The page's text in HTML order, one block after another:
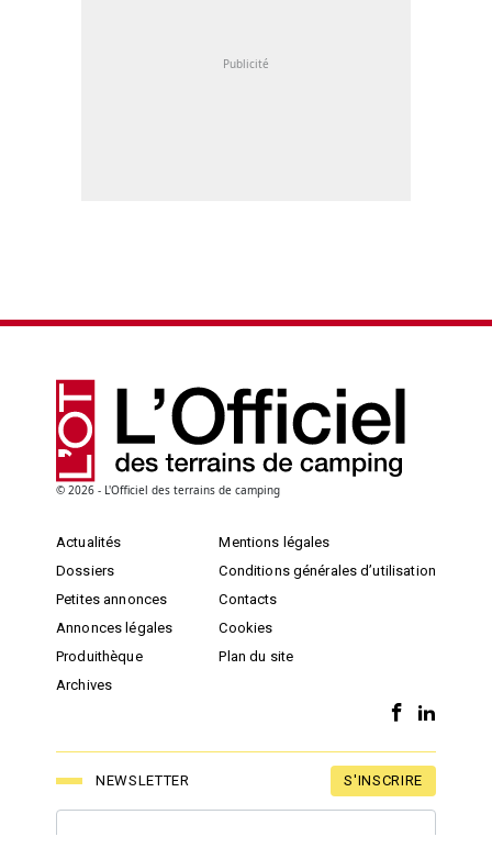
© 2026 - L'Officiel des terrains de camping
Actualités
Dossiers
Petites annonces
Annonces légales
Produithèque
Archives
Mentions légales
Conditions générales d’utilisation
Contacts
Cookies
Plan du site
NEWSLETTER S'INSCRIRE